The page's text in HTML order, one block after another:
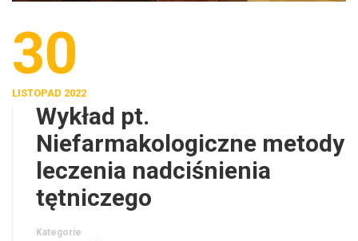
30
LISTOPAD 2022
Wykład pt.
Niefarmakologiczne metody
leczenia nadciśnienia
tętniczego
Kategorie